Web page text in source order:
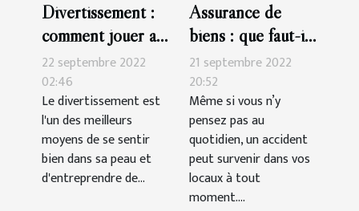
Divertissement :
comment jouer au
casino en ligne
22 septembre 2022
02:46
Le divertissement est
l'un des meilleurs
moyens de se sentir
bien dans sa peau et
d'entreprendre de...
Assurance de
biens : que faut-il
savoir ?
21 septembre 2022
20:52
Même si vous n’y
pensez pas au
quotidien, un accident
peut survenir dans vos
locaux à tout
moment....